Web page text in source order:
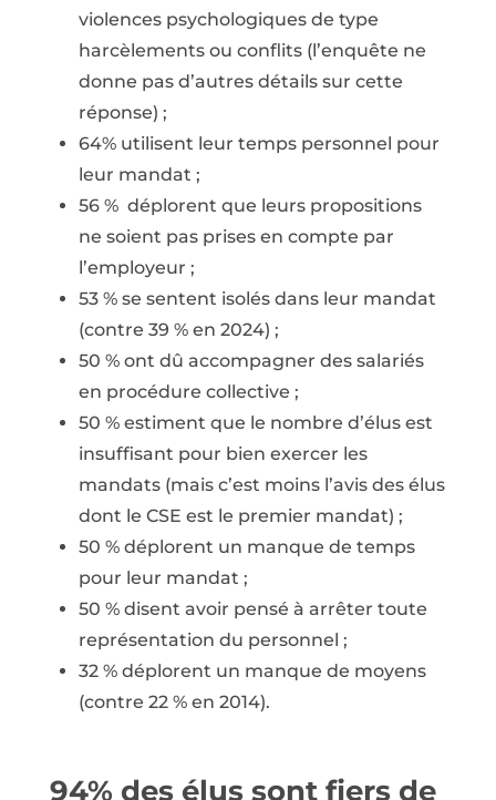
violences psychologiques de type
harcèlements ou conflits (l’enquête ne
donne pas d’autres détails sur cette
réponse) ;
64% utilisent leur temps personnel pour
leur mandat ;
56 % déplorent que leurs propositions
ne soient pas prises en compte par
l’employeur ;
53 % se sentent isolés dans leur mandat
(contre 39 % en 2024) ;
50 % ont dû accompagner des salariés
en procédure collective ;
50 % estiment que le nombre d’élus est
insuffisant pour bien exercer les
mandats (mais c’est moins l’avis des élus
dont le CSE est le premier mandat) ;
50 % déplorent un manque de temps
pour leur mandat ;
50 % disent avoir pensé à arrêter toute
représentation du personnel ;
32 % déplorent un manque de moyens
(contre 22 % en 2014).
94% des élus sont fiers de